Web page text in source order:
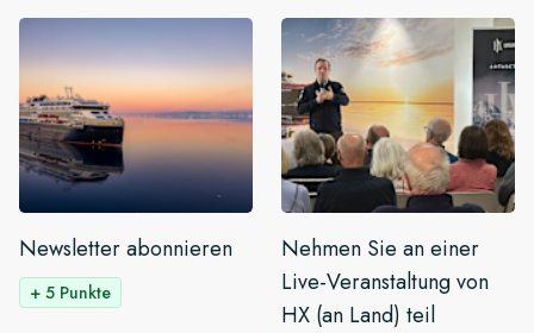
Newsletter abonnieren
+ 5 Punkte
Nehmen Sie an einer
Live-Veranstaltung von
HX (an Land) teil